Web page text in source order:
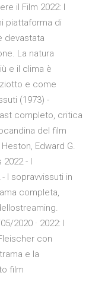
il Film 2022: I
piattaforma di
devastata
La natura
e il clima è
e come
(1973) -
completo, critica
del film
Edward G.
- I
I sopravvissuti in
completa,
2020 · 2022: I
con
e la
film